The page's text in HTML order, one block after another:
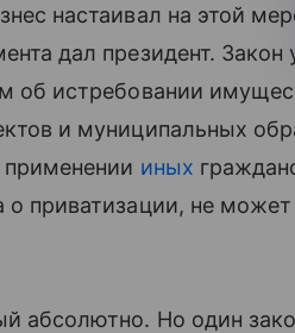
настаивал на этой
дал президент. Закон
об истребовании
и муниципальных
иных
о приватизации, не
абсолютно. Но один